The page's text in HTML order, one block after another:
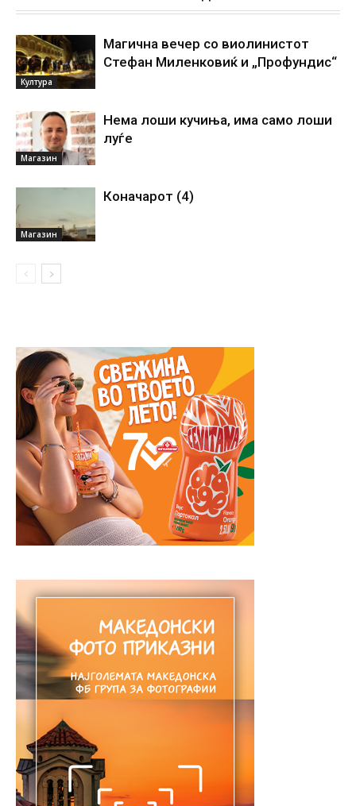
Култура
Магична вечер со виолинистот
Стефан Миленковиќ и „Профундис“
Магазин
Нема лоши кучиња, има само лоши
луѓе
Магазин
Коначарот (4)